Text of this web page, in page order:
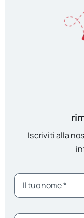
Iscriviti alla